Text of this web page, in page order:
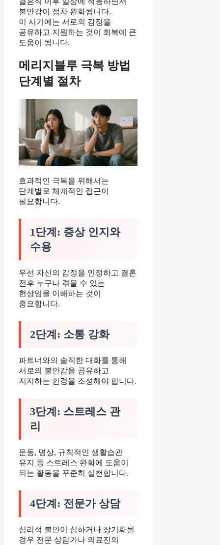
불안감이 점차 완화됩니다.
이 시기에는 서로의 감정을
공유하고 지원하는 것이 회복에 큰
도움이 됩니다.
메리지블루 극복 방법
단계별 절차
효과적인 극복을 위해서는
단계별로 체계적인 접근이
필요합니다.
1단계: 증상 인지와
수용
우선 자신의 감정을 인정하고 결혼
전후 누구나 겪을 수 있는
현상임을 이해하는 것이
중요합니다.
2단계: 소통 강화
파트너와의 솔직한 대화를 통해
서로의 불안감을 공유하고
지지하는 환경을 조성해야 합니다.
3단계: 스트레스 관
리
운동, 명상, 규칙적인 생활습관
유지 등 스트레스 완화에 도움이
되는 활동을 꾸준히 실천합니다.
4단계: 전문가 상담
심리적 불안이 심하거나 장기화될
경우 전문 상담가나 의료진의